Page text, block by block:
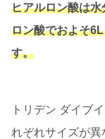
ヒアルロン酸は
ロン酸でおよそ
す。
トリデン ダイブ
れぞれサイズが